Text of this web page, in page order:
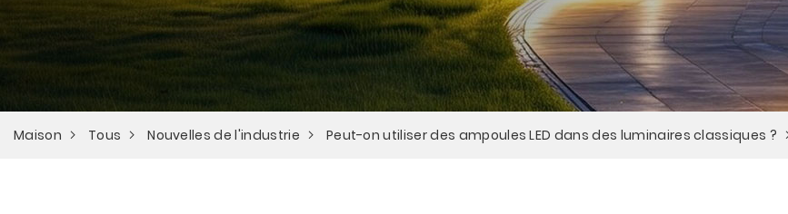
Maison Tous Nouvelles de l'industrie Peut-on utiliser des ampoules LED dans des luminaires classiques ?